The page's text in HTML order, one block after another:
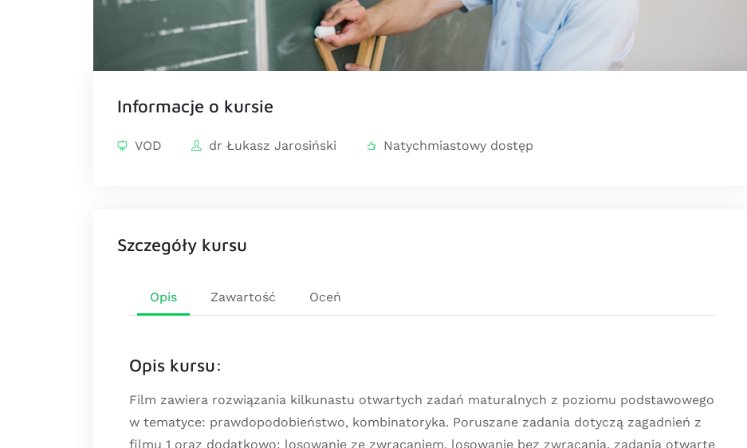
Informacje o kursie
VOD dr Łukasz Jarosiński Natychmiastowy dostęp
Szczegóły kursu
Opis Zawartość Oceń
Opis kursu:
Film zawiera rozwiązania kilkunastu otwartych zadań maturalnych z poziomu podstawowego
w tematyce: prawdopodobieństwo, kombinatoryka. Poruszane zadania dotyczą zagadnień z
filmu 1 oraz dodatkowo: losowanie ze zwracaniem, losowanie bez zwracania, zadania otwarte